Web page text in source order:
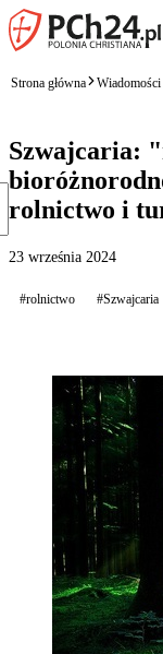
Strona główna Wiadomości
Szwajcaria:
rolnictwo i
23 września 2024
#rolnictwo #Szwajcaria